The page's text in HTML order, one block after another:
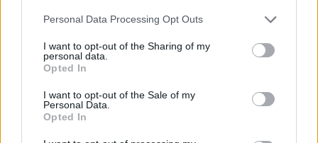
Personal Data Processing Opt Outs
I want to opt-out of the Sharing of my
personal data.
Opted In
I want to opt-out of the Sale of my
Personal Data.
Opted In